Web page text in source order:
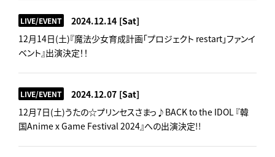
LIVE/EVENT 2024.12.14 [Sat]
12月14日(土)『魔法少女育成計画「プロジェクト restart」ファンイ
ベント』出演決定！！
LIVE/EVENT 2024.12.07 [Sat]
12月7日(土)うたの☆プリンセスさまっ♪BACK to the IDOL 『韓
国Anime x Game Festival 2024』への出演決定!!